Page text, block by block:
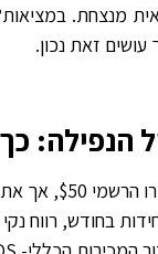
מנצחת.
עושים זאת נכון.
ב-$45 לאחר הנחה.